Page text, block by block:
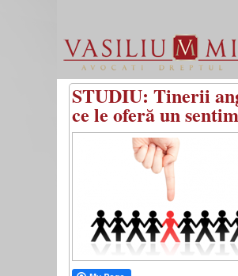
STUDIU: Tinerii
ce le oferă un